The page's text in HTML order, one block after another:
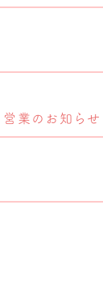
業のお知らせ